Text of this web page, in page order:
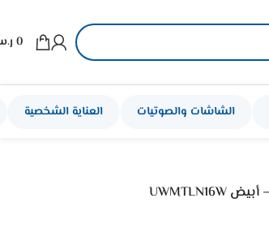
0
الشاشات والصوتيات العناية الشخصية